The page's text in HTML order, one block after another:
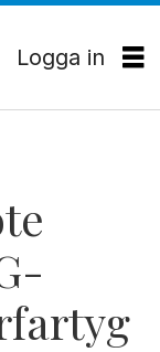
Logga in